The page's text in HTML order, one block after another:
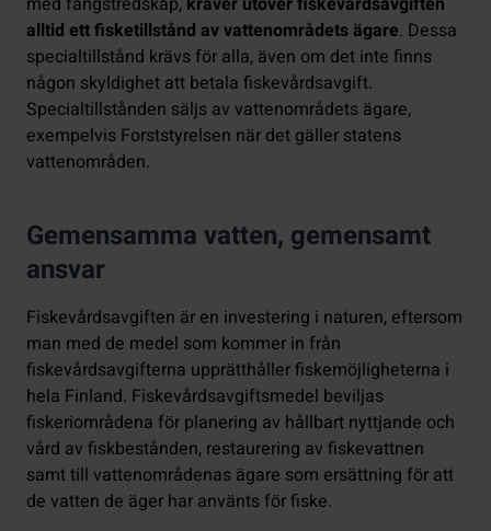
alltid ett fisketillstånd av vattenområdets ägare. Dessa
specialtillstånd krävs för alla, även om det inte finns
någon skyldighet att betala fiskevårdsavgift.
Specialtillstånden säljs av vattenområdets ägare,
exempelvis Forststyrelsen när det gäller statens
vattenområden.
Gemensamma vatten, gemensamt
ansvar
Fiskevårdsavgiften är en investering i naturen, eftersom
man med de medel som kommer in från
fiskevårdsavgifterna upprätthåller fiskemöjligheterna i
hela Finland. Fiskevårdsavgiftsmedel beviljas
fiskeriområdena för planering av hållbart nyttjande och
vård av fiskbestånden, restaurering av fiskevattnen
samt till vattenområdenas ägare som ersättning för att
de vatten de äger har använts för fiske.